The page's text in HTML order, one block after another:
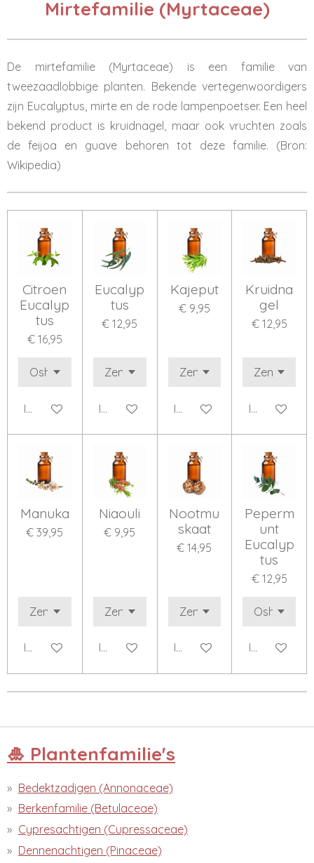
Mirtefamilie (Myrtaceae)
De mirtefamilie (Myrtaceae) is een familie van
tweezaadlobbige planten. Bekende vertegenwoordigers
zijn Eucalyptus, mirte en de rode lampenpoetser. Een heel
bekend product is kruidnagel, maar ook vruchten zoals
de feijoa en guave behoren tot deze familie. (Bron:
Wikipedia)
Citroen
Eucalyp
tus
€ 16,95
In winkelwagen
Eucalyp
tus
€ 12,95
In winkelwagen
Kajeput
€ 9,95
In winkelwagen
Kruidna
gel
€ 12,95
In
Manuka
€ 39,95
In winkelwagen
Niaouli
€ 9,95
In winkelwagen
Nootmu
skaat
€ 14,95
In winkelwagen
Peperm
unt
Eucalyp
tus
€ 12,95
In
🎍 Plantenfamilie's
Bedektzadigen (Annonaceae)
Berkenfamilie (Betulaceae)
Cypresachtigen (Cupressaceae)
Dennenachtigen (Pinaceae)